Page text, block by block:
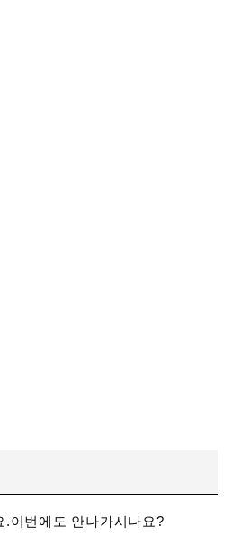
.이번에도 안나가시나요?